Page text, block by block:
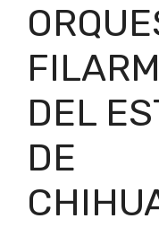
DEL
DE